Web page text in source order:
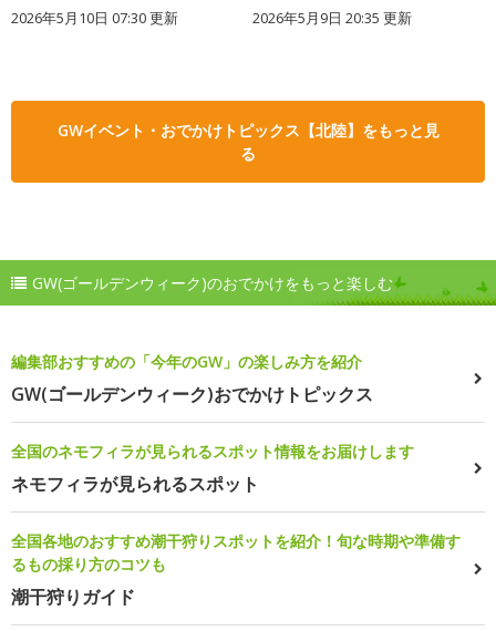
2026年5月10日 07:30 更新 2026年5月9日 20:35 更新
GWイベント・おでかけトピックス【北陸】をもっと見
る
GW(ゴールデンウィーク)のおでかけをもっと楽しむ
編集部おすすめの「今年のGW」の楽しみ方を紹介
GW(ゴールデンウィーク)おでかけトピックス
全国のネモフィラが見られるスポット情報をお届けします
ネモフィラが見られるスポット
全国各地のおすすめ潮干狩りスポットを紹介！旬な時期や準備す
るもの採り方のコツも
潮干狩りガイド